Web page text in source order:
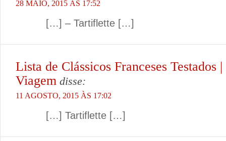
28 MAIO, 2015 ÀS 17:52
[…] – Tartiflette […]
Lista de Clássicos Franceses Testados
Viagem disse:
11 AGOSTO, 2015 ÀS 17:02
[…] Tartiflette […]